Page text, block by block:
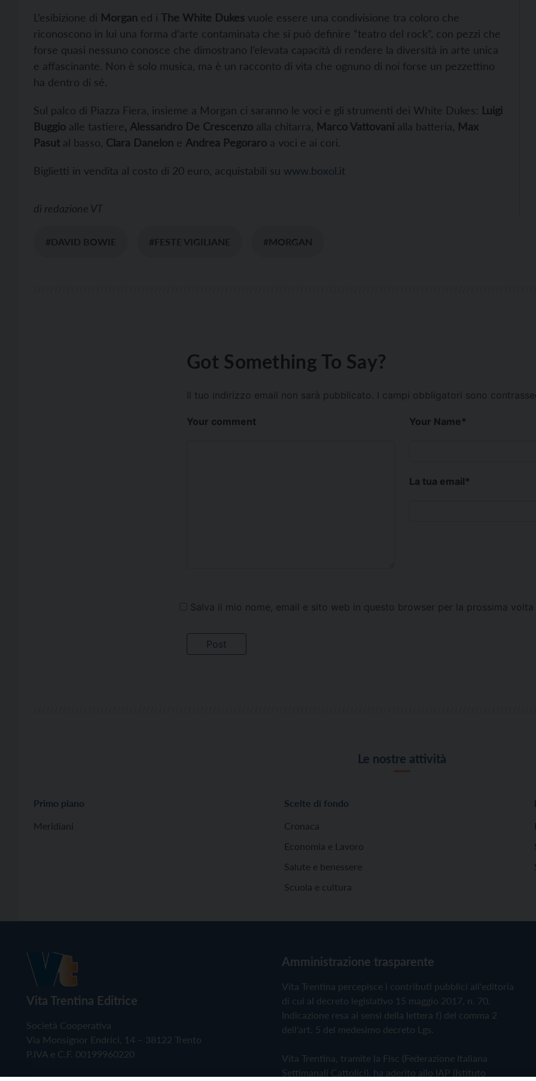
L’esibizione di Morgan ed i The White Dukes vuole essere una condivisione tra coloro che
riconoscono in lui una forma d’arte contaminata che si può definire “teatro del rock”, con pezzi che
forse quasi nessuno conosce che dimostrano l’elevata capacità di rendere la diversità in arte unica
e affascinante. Non è solo musica, ma è un racconto di vita che ognuno di noi forse un pezzettino
ha dentro di sé.
Sul palco di Piazza Fiera, insieme a Morgan ci saranno le voci e gli strumenti dei White Dukes: Luigi
Buggio alle tastiere, Alessandro De Crescenzo alla chitarra, Marco Vattovani alla batteria, Max
Pasut al basso, Clara Danelon e Andrea Pegoraro a voci e ai cori.
Biglietti in vendita al costo di 20 euro, acquistabili su www.boxol.it
di redazione VT
#DAVID BOWIE #FESTE VIGILIANE #MORGAN
Got Something To Say?
Il tuo indirizzo email non sarà pubblicato. I campi obbligatori sono
Your comment Your Name*
La tua email*
Salva il mio nome, email e sito web in questo browser per la prossima volta
Le nostre attività
Primo piano
Meridiani
Scelte di fondo
Cronaca
Economia e Lavoro
Salute e benessere
Scuola e cultura
Vita Trentina Editrice
Società Cooperativa
Via Monsignor Endrici, 14 – 38122 Trento
P.IVA e C.F. 00199960220
Amministrazione trasparente
Vita Trentina percepisce i contributi pubblici all'editoria
di cui al decreto legislativo 15 maggio 2017, n. 70.
Indicazione resa ai sensi della lettera f) del comma 2
dell'art. 5 del medesimo decreto Lgs.
Vita Trentina, tramite la Fisc (Federazione Italiana
Settimanali Cattolici), ha aderito allo IAP (Istituto